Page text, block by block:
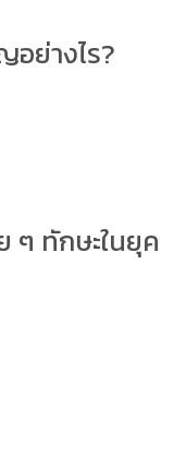
ย่างไร?
ๆ ทักษะในยุค